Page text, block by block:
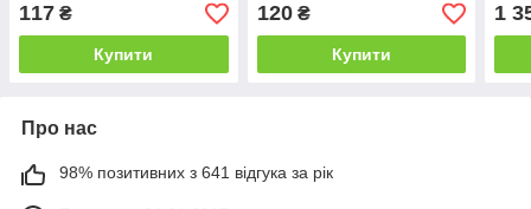
117 ₴
Купити
120₴
Купити
1
Про нас
98% позитивних з 641 відгука за рік